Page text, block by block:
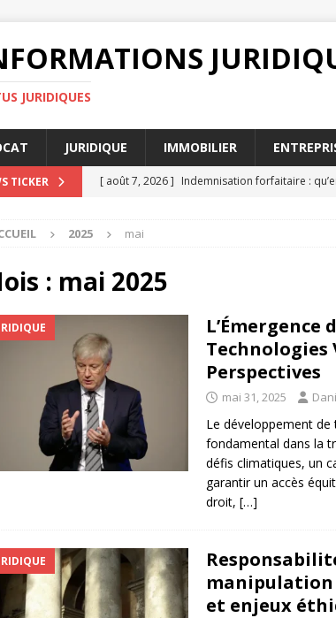
JURIDIQUES
JURIDIQUE IMMOBILIER
TICKER [ août 7, 2026 ] Indemnisation forfaitaire :
DIVORCE
[ août 7, 2026 ]
[ août 8, 2026 ]
Médiation ou arbitrage :
DROIT
2025 mai
: mai 2025
L’Émergence
Technologies
Perspectives
mai 31, 2025
Le développement
fondamental dans la
défis climatiques, un
garantir un accès
droit, […]
manipulation
et enjeux